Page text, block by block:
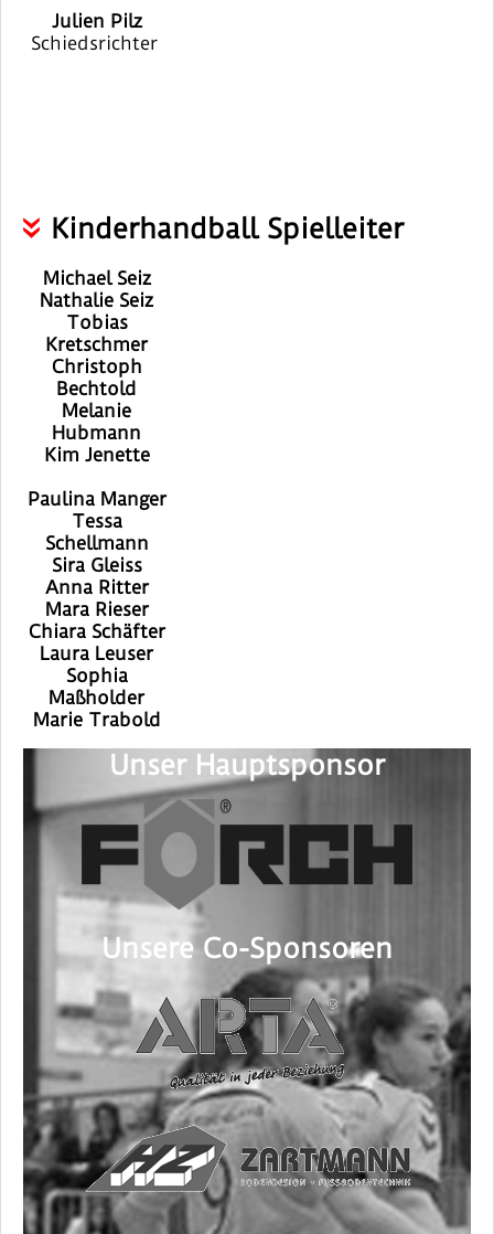
Julien Pilz
Schiedsrichter
Kinderhandball Spielleiter
Michael Seiz
Nathalie Seiz
Tobias
Kretschmer
Christoph
Bechtold
Melanie
Hubmann
Kim Jenette
Paulina Manger
Tessa
Schellmann
Sira Gleiss
Anna Ritter
Mara Rieser
Chiara Schäfter
Laura Leuser
Sophia
Maßholder
Marie Trabold
Unser Hauptsponsor
Unsere Co-Sponsoren